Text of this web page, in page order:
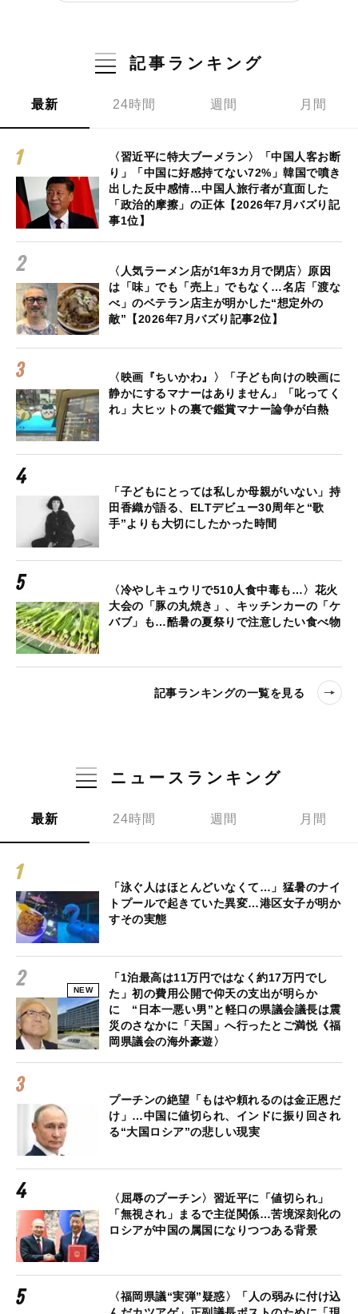
記事ランキング
最新 24時間 週間 月間
〈習近平に特大ブーメラン〉「中国人客お断
り」「中国に好感持てない72%」韓国で噴き
出した反中感情…中国人旅行者が直面した
「政治的摩擦」の正体【2026年7月バズり記
事1位】
〈人気ラーメン店が1年3カ月で閉店〉原因
は「味」でも「売上」でもなく…名店「渡な
べ」のベテラン店主が明かした“想定外の
敵”【2026年7月バズり記事2位】
〈映画『ちいかわ』〉「子ども向けの映画に
静かにするマナーはありません」「叱ってく
れ」大ヒットの裏で鑑賞マナー論争が白熱
「子どもにとっては私しか母親がいない」持
田香織が語る、ELTデビュー30周年と“歌
手”よりも大切にしたかった時間
〈冷やしキュウリで510人食中毒も…〉花火
大会の「豚の丸焼き」、キッチンカーの「ケ
バブ」も…酷暑の夏祭りで注意したい食べ物
記事ランキングの一覧を見る
ニュースランキング
最新 24時間 週間 月間
「泳ぐ人はほとんどいなくて…」猛暑のナイ
トプールで起きていた異変…港区女子が明か
すその実態
NEW
「1泊最高は11万円ではなく約17万円でし
た」初の費用公開で仰天の支出が明らか
に “日本一悪い男”と軽口の県議会議長は震
災のさなかに「天国」へ行ったとご満悦《福
岡県議会の海外豪遊〉
プーチンの絶望「もはや頼れるのは金正恩だ
け」…中国に値切られ、インドに振り回され
る“大国ロシア”の悲しい現実
〈屈辱のプーチン〉習近平に「値切られ」
「無視され」まるで主従関係…苦境深刻化の
ロシアが中国の属国になりつつある背景
〈福岡県議“実弾”疑惑〉「人の弱みに付け込